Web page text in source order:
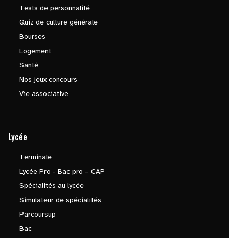
Tests de personnalité
Quiz de culture générale
Bourses
Logement
Santé
Nos jeux concours
Vie associative
Lycée
Terminale
Lycée Pro - Bac pro – CAP
Spécialités au lycée
Simulateur de spécialités
Parcoursup
Bac